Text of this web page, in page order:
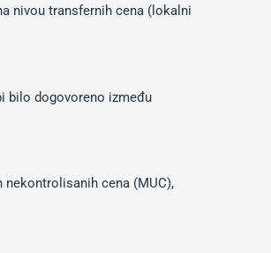
nivou transfernih cena (lokalni
bilo dogovoreno između
cena (MUC),